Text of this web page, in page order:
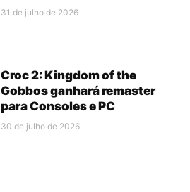
31 de julho de 2026
Croc 2: Kingdom of the
Gobbos ganhará remaster
para Consoles e PC
30 de julho de 2026